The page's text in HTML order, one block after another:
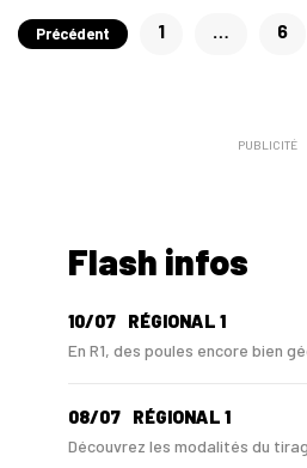
Pagination
Précédent 1 … 6
PUBLICITÉ
Flash infos
10/07 RÉGIONAL 1
En R1, des poules encore bien
08/07 RÉGIONAL 1
Découvrez les modalités du